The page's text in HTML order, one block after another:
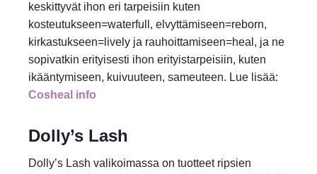
keskittyvät ihon eri tarpeisiin kuten
kosteutukseen=waterfull, elvyttämiseen=reborn,
kirkastukseen=lively ja rauhoittamiseen=heal, ja ne
sopivatkin erityisesti ihon erityistarpeisiin, kuten
ikääntymiseen, kuivuuteen, sameuteen. Lue lisää:
Cosheal info
Dolly’s Lash
Dolly’s Lash valikoimassa on tuotteet ripsien